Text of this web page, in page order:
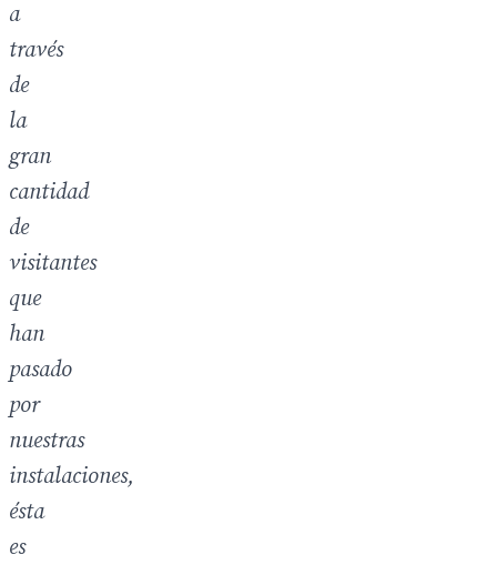
a
través
de
la
gran
cantidad
de
visitantes
que
han
pasado
por
nuestras
instalaciones,
ésta
es